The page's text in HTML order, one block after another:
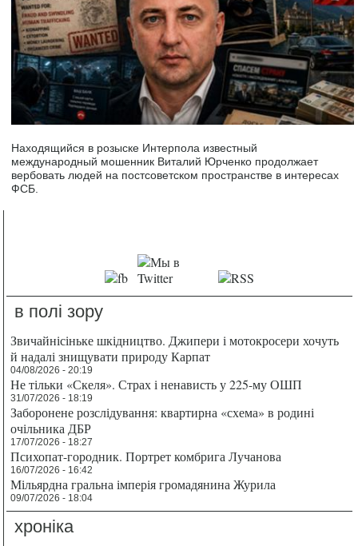
Находящийся в розыске Интерпола известный
международный мошенник Виталий Юрченко продолжает
вербовать людей на постсоветском пространстве в интересах
ФСБ.
в полі зору
Звичайнісіньке шкідництво. Джипери і мотокросери хочуть
й надалі знищувати природу Карпат
04/08/2026 - 20:19
Не тільки «Скеля». Страх і ненависть у 225-му ОШП
31/07/2026 - 18:19
Заборонене розслідування: квартирна «схема» в родині
очільника ДБР
17/07/2026 - 18:27
Психопат-городник. Портрет комбрига Лучанова
16/07/2026 - 16:42
Мільярдна гральна імперія громадянина Журила
09/07/2026 - 18:04
хроніка